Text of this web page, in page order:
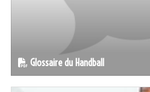
Glossaire du Handball